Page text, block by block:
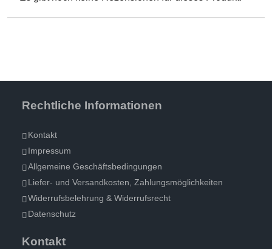
Rechtliche Informationen
Kontakt
Impressum
Allgemeine Geschäftsbedingungen
Liefer- und Versandkosten, Zahlungsmöglichkeiten
Widerrufsbelehrung & Widerrufsrecht
Datenschutz
Kontakt